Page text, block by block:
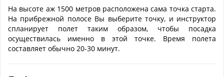
На высоте аж 1500 метров расположена сама точка старта.
На прибрежной полосе Вы выберите точку, и инструктор
спланирует полет таким образом, чтобы посадка
осуществилась именно в этой точке. Время полета
составляет обычно 20-30 минут.